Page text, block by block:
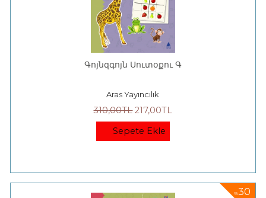
Գոյնզգոյն Սուտօքու Գ
Aras Yayıncılık
310,00TL 217,00TL
Sepete Ekle
%30